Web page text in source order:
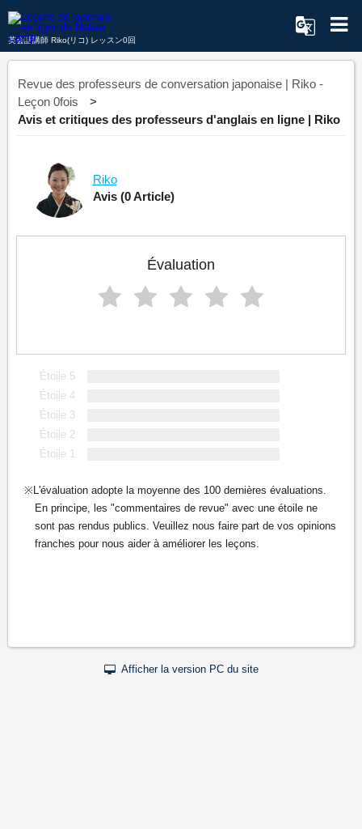
英会話講師 Riko(リコ) レッスン0回
Revue des professeurs de conversation japonaise | Riko -
Leçon 0fois
Avis et critiques des professeurs d'anglais en ligne | Riko
Riko
Avis (0 Article)
Évaluation
Étoile 5
Étoile 4
Étoile 3
Étoile 2
Étoile 1
L'évaluation adopte la moyenne des 100 dernières évaluations.
En principe, les "commentaires de revue" avec une étoile ne
sont pas rendus publics. Veuillez nous faire part de vos opinions
franches pour nous aider à améliorer les leçons.
Afficher la version PC du site